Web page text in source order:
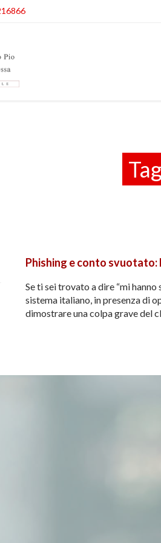
Phishing e conto svuotato:
Se ti sei trovato a dire “mi
sistema italiano, in presenza di
dimostrare una colpa grave del